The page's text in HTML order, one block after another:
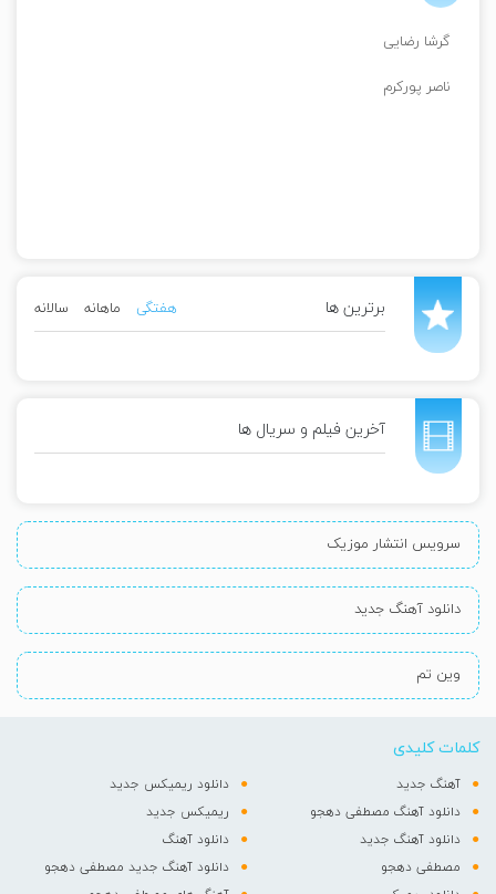
گرشا رضایی
ناصر پورکرم
برترین ها هفتگی ماهانه سالانه
آخرین فیلم و سریال ها
سرویس انتشار موزیک
دانلود آهنگ جدید
وین تم
کلمات کلیدی
آهنگ جدید
دانلود ریمیکس جدید
دانلود آهنگ مصطفی دهجو
ریمیکس جدید
دانلود آهنگ جدید
دانلود آهنگ
مصطفی دهجو
دانلود آهنگ جدید مصطفی دهجو